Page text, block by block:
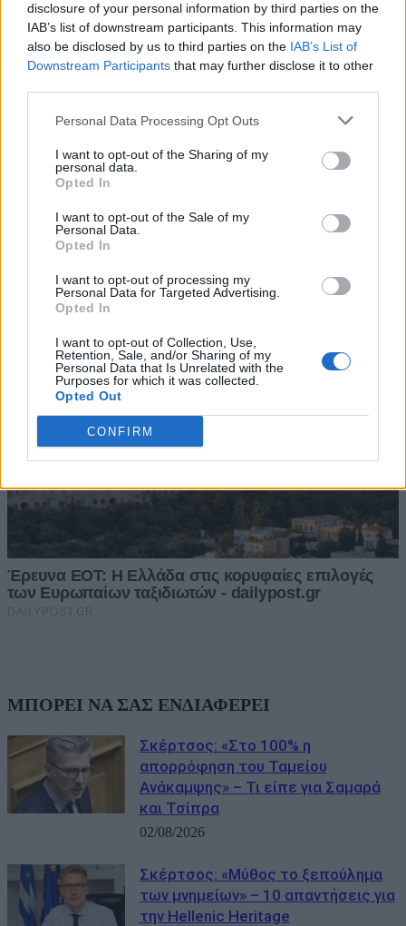
disclosure of your personal information by third parties on the
IAB’s list of downstream participants. This information may
also be disclosed by us to third parties on the IAB’s List of
Downstream Participants that may further disclose it to other
Personal Data Processing Opt Outs
I want to opt-out of the Sharing of my
personal data.
Opted In
I want to opt-out of the Sale of my
Personal Data.
Opted In
I want to opt-out of processing my
Personal Data for Targeted Advertising.
Opted In
I want to opt-out of Collection, Use,
Retention, Sale, and/or Sharing of my
Personal Data that Is Unrelated with the
Purposes for which it was collected.
Opted Out
CONFIRM
ΜΠΟΡΕΙ ΝΑ ΣΑΣ ΕΝΔΙΑΦΕΡΕΙ
Σκέρτσος: «Στο 100% η
απορρόφηση του Ταμείου
Ανάκαμψης» – Τι είπε για Σαμαρά
και Τσίπρα
02/08/2026
Σκέρτσος: «Μύθος το ξεπούλημα
των μνημείων» – 10 απαντήσεις για
την Hellenic Heritage